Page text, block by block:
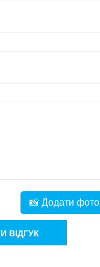
📸 Додати фото
ВІДГУК